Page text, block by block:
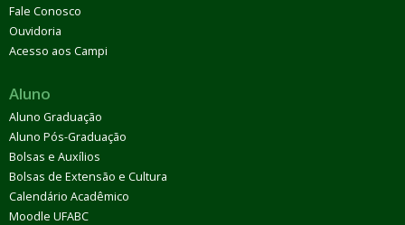
Fale Conosco
Ouvidoria
Acesso aos Campi
Aluno
Aluno Graduação
Aluno Pós-Graduação
Bolsas e Auxílios
Bolsas de Extensão e Cultura
Calendário Acadêmico
Moodle UFABC